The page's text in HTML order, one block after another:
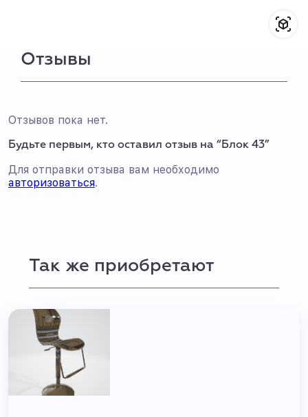
Отзывы
Отзывов пока нет.
Будьте первым, кто оставил отзыв на “Блок 43”
Для отправки отзыва вам необходимо
авторизоваться.
Так же приобретают